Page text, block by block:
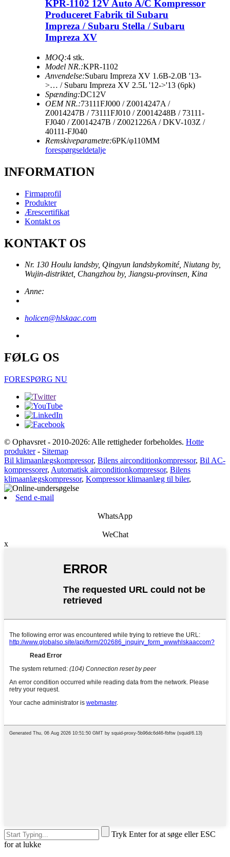
KPR-1102 12V Auto A/C Kompressor
Produceret Fabrik til Subaru
Impreza / Subaru Stella / Subaru
Impreza XV
MOQ:4 stk.
Model NR.:KPR-1102
Anvendelse:Subaru Impreza XV 1.6B-2.0B '13-
>… / Subaru Impreza XV 2.5L '12->'13 (6pk)
Spænding:DC12V
OEM NR.:73111FJ000 / Z0014247A /
Z0014247B / 73111FJ010 / Z0014248B / 73111-
FJ040 / Z0014247B / Z0021226A / DKV-103Z /
40111-FJ040
Remskiveparametre:6PK/φ110MM
forespørgseldetalje
INFORMATION
Firmaprofil
Produkter
Ærescertifikat
Kontakt os
KONTAKT OS
Nr. 130 Houlu landsby, Qingyun landsbykomité, Niutang by,
Wujin-distriktet, Changzhou by, Jiangsu-provinsen, Kina
Anne:
holicen@hlskaac.com
FØLG OS
FORESPØRG NU
© Ophavsret - 2010-2026: Alle rettigheder forbeholdes. Hotte
produkter- Sitemap
Bil klimaanlægskompressor, Bilens airconditionkompressor, Bil AC-
kompressorer, Automatisk airconditionkompressor, Bilens
klimaanlægskompressor, Kompressor klimaanlæg til biler,
Send e-mail
WhatsApp
WeChat
x
Tryk Enter for at søge eller ESC
for at lukke